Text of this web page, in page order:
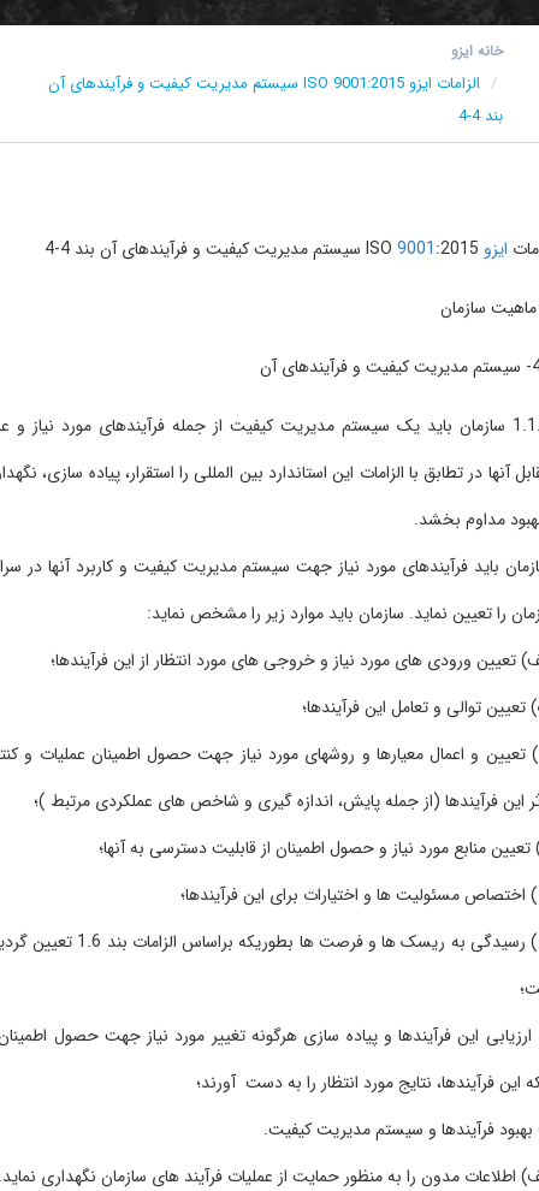
خانه ایزو
الزامات ایزو 9001:2015 ISO سیستم مدیریت کیفیت و فرآیندهای آن
ایزو 9001:2015 ISO سیستم مدیریت کیفیت و فرآیندهای آن بند 4-4
•1.1.4 سازمان باید یک سیستم مدیریت کیفیت از جمله فرآیندهای مورد نیاز و عمل
در تطابق با الزامات این استاندارد بین المللی را استقرار، پیاده سازی، نگهداری
مداوم بخشد.
باید فرآیندهای مورد نیاز جهت سیستم مدیریت کیفیت و کاربرد آنها در سراسر
را تعیین نماید. سازمان باید موارد زیر را مشخص نماید:
ورودی های مورد نیاز و خروجی های مورد انتظار از این فرآیندها؛
توالی و تعامل این فرآیندها؛
و اعمال معیارها و روشهای مورد نیاز جهت حصول اطمینان عملیات و کنترل
فرآیندها (از جمله پایش، اندازه گیری و شاخص های عملکردی مرتبط )؛
منابع مورد نیاز و حصول اطمینان از قابلیت دسترسی به آنها؛
مسئولیت ها و اختیارات برای این فرآیندها؛
•ظ) رسیدگی به ریسک ها و فرصت ها بطوریکه براساس الزامات بند 1.6 تعیین گردیده
این فرآیندها و پیاده سازی هرگونه تغییر مورد نیاز جهت حصول اطمینان از
فرآیندها، نتایج مورد انتظار را به دست آورند؛
فرآیندها و سیستم مدیریت کیفیت.
مدون را به منظور حمایت از عملیات فرآیند های سازمان نگهداری نماید.